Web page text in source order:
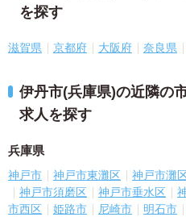
を探す
滋賀県 京都府 大阪府 奈良県
伊丹市(兵庫県)の近隣の
求人を探す
兵庫県
神戸市 神戸市東灘区 神戸市灘
神戸市須磨区
神戸市垂水区
市西区
姫路市 尼崎市 明石市